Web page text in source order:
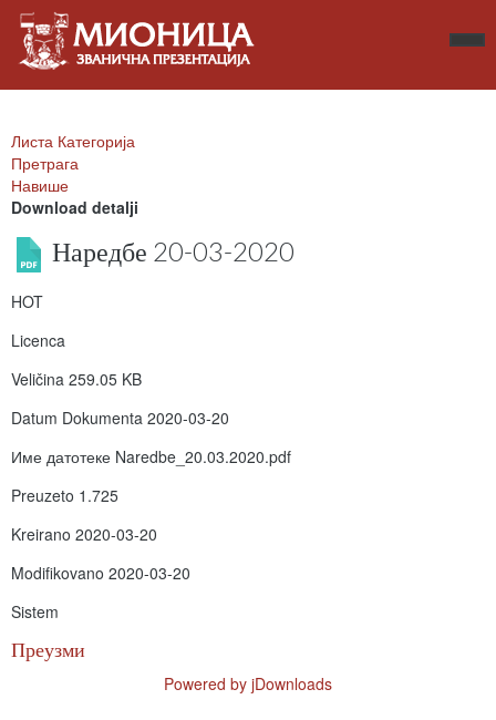
Листа Категорија
Претрага
Навише
Download detalji
Наредбе 20-03-2020
HOT
Licenca
Veličina 259.05 KB
Datum Dokumenta 2020-03-20
Име датотеке Naredbe_20.03.2020.pdf
Preuzeto 1.725
Kreirano 2020-03-20
Modifikovano 2020-03-20
Sistem
Преузми
Powered by jDownloads